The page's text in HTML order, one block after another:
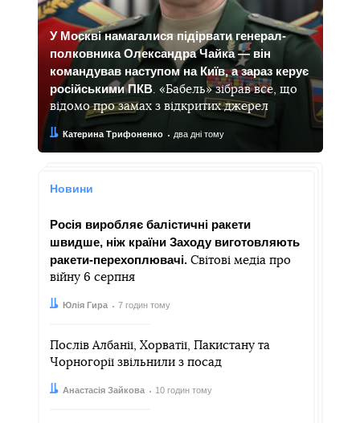
У Москві намагалися підірвати генерал-
полковника Олександра Чайка — він
командував наступом на Київ, а зараз керує
російськими ПКВ. «Бабель» зібрав все, що
відомо про замах з відкритих джерел
Автор:Катерина Трифоненко
Дата: два дні тому
Новини
Росія виробляє балістичні ракети
швидше, ніж країни Заходу виготовляють
ракети-перехоплювачі. Світові медіа про
війну 6 серпня
Автор:Юлія Гира
Дата: 7 годин тому
Послів Албанії, Хорватії, Пакистану та
Чорногорії звільнили з посад
Автор:
Анастасія Зайкова
Дата: 10 годин тому